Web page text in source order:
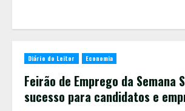
Diário do Leitor Economia
Feirão de Emprego da Semana
sucesso para candidatos e